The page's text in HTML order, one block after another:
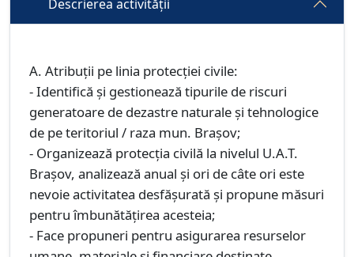
Descrierea activității
A. Atribuţii pe linia protecţiei civile:
- Identifică şi gestionează tipurile de riscuri
generatoare de dezastre naturale şi tehnologice
de pe teritoriul / raza mun. Brașov;
- Organizează protecţia civilă la nivelul U.A.T.
Brașov, analizează anual şi ori de câte ori este
nevoie activitatea desfăşurată şi propune măsuri
pentru îmbunătăţirea acesteia;
- Face propuneri pentru asigurarea resurselor